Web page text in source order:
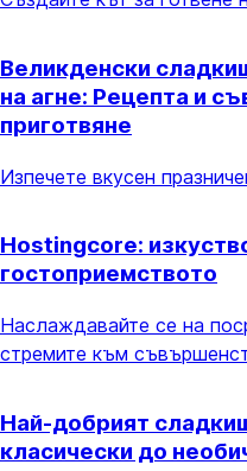
Великденски
на агне: Рецепта и
приготвяне
Изпечете вкусен
Hostingcore:
гостоприемството
Наслаждавайте се на
стремите към
Най-добрият
класически до